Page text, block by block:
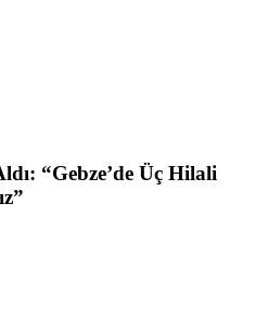
“Gebze’de Üç Hilali